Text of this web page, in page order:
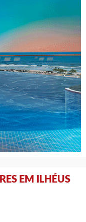
EM ILHÉUS